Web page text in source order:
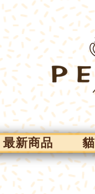
最新商品